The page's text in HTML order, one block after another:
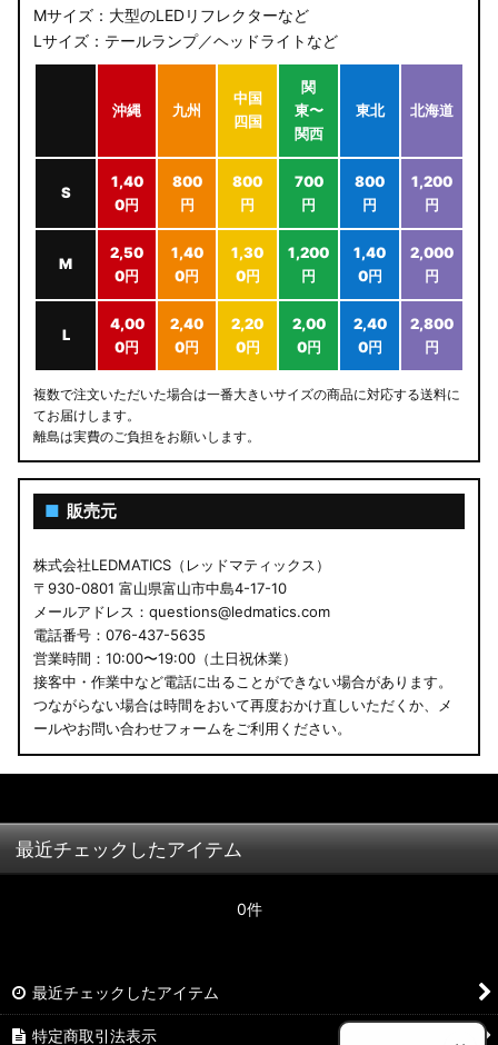
Mサイズ：大型のLEDリフレクターなど
Lサイズ：テールランプ／ヘッドライトなど
沖縄 九州
中国
四国
関
東〜
関西
東北 北海道
S
1,40
0円
800
円
800
円
700
円
800
円
1,200
円
M
2,50
0円
1,40
0円
1,30
0円
1,200
円
1,40
0円
2,000
円
L
4,00
0円
2,40
0円
2,20
0円
2,00
0円
2,40
0円
2,800
円
複数で注文いただいた場合は一番大きいサイズの商品に対応する送料に
てお届けします。
離島は実費のご負担をお願いします。
■ 販売元
株式会社LEDMATICS（レッドマティックス）
〒930-0801 富山県富山市中島4-17-10
メールアドレス：questions@ledmatics.com
電話番号：076-437-5635
営業時間：10:00〜19:00（土日祝休業）
接客中・作業中など電話に出ることができない場合があります。
つながらない場合は時間をおいて再度おかけ直しいただくか、メ
ールやお問い合わせフォームをご利用ください。
最近チェックしたアイテム
0件
最近チェックしたアイテム
特定商取引法表示